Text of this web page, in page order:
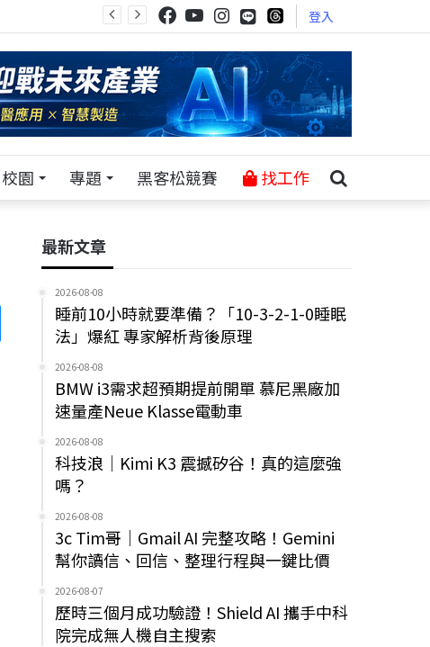
登入
校園 專題 黑客松競賽 找工作
最新文章
2026-08-08
睡前10小時就要準備？「10-3-2-1-0睡眠
法」爆紅 專家解析背後原理
2026-08-08
BMW i3需求超預期提前開單 慕尼黑廠加
速量產Neue Klasse電動車
2026-08-08
科技浪｜Kimi K3 震撼矽谷！真的這麼強
嗎？
2026-08-08
3c Tim哥｜Gmail AI 完整攻略！Gemini
幫你讀信、回信、整理行程與一鍵比價
2026-08-07
歷時三個月成功驗證！Shield AI 攜手中科
院完成無人機自主搜索